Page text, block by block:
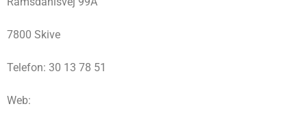
7800 Skive
Telefon: 30 13 78 51
Web: